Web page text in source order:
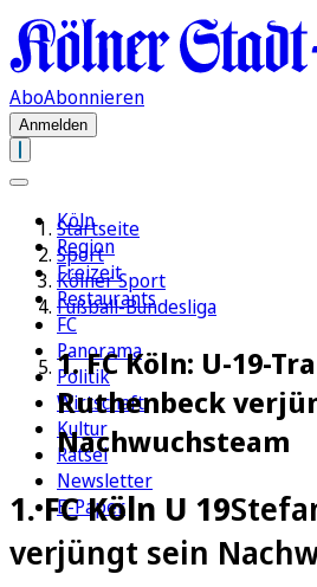
AboAbonnieren
Anmelden
Köln
Region
Freizeit
Restaurants
FC
Panorama
Politik
Wirtschaft
Kultur
Rätsel
Newsletter
E-Paper
Startseite
Sport
Kölner Sport
Fußball-Bundesliga
1. FC Köln: U-19-
Ruthenbeck
Nachwuchsteam
1. FC Köln U 19
verjüngt sein